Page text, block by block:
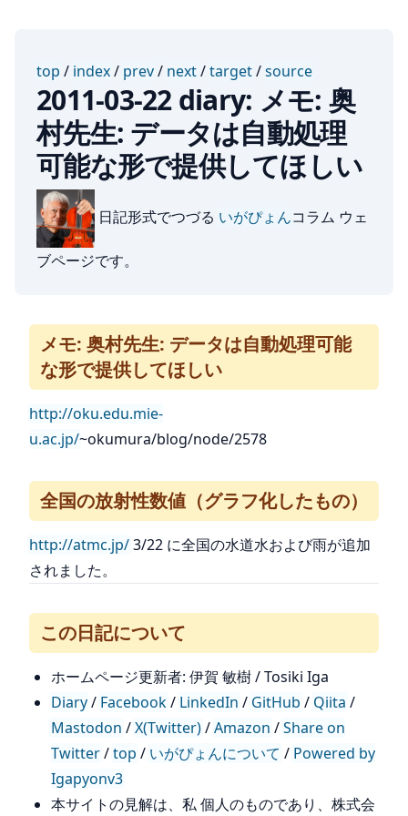
top / index/ prev/ next/target/source
2011-03-22 diary: メモ: 奥
村先生: データは自動処理
可能な形で提供してほしい
日記形式でつづる いがぴょんコラム ウェ
ブページです。
メモ: 奥村先生: データは自動処理可能
な形で提供してほしい
http://oku.edu.mie-
u.ac.jp/~okumura/blog/node/2578
全国の放射性数値（グラフ化したもの）
http://atmc.jp/3/22 に全国の水道水および雨が追加
されました。
この日記について
ホームページ更新者: 伊賀 敏樹 / Tosiki Iga
Diary/ Facebook/ LinkedIn / GitHub / Qiita /
Mastodon /X(Twitter)/Amazon /Share on
Twitter/top / いがぴょんについて / Powered by
Igapyonv3
本サイトの見解は、私 個人のものであり、株式会